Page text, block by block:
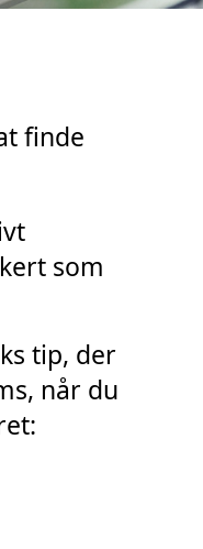
finde
som
tip, der
når du